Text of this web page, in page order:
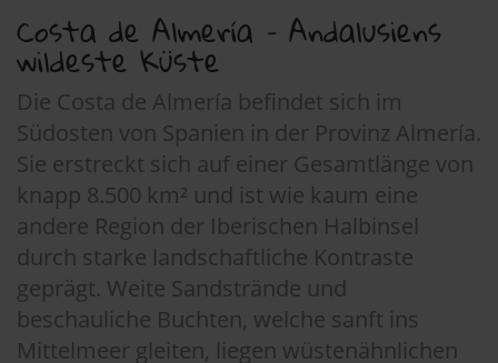
Costa de Almería – Andalusiens
wildeste Küste
Die Costa de Almería befindet sich im
Südosten von Spanien in der Provinz Almería.
Sie erstreckt sich auf einer Gesamtlänge von
knapp 8.500 km² und ist wie kaum eine
andere Region der Iberischen Halbinsel
durch starke landschaftliche Kontraste
geprägt. Weite Sandstrände und
beschauliche Buchten, welche sanft ins
Mittelmeer gleiten, liegen wüstenähnlichen